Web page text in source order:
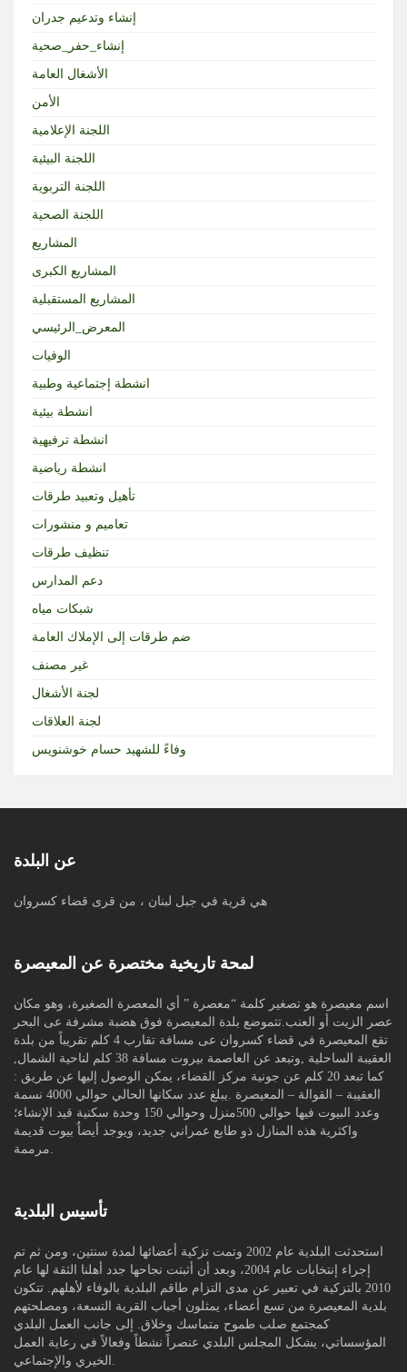
إنشاء وتدعيم جدران
إنشاء_حفر_صحية
الأشغال العامة
الأمن
اللجنة الإعلامية
اللجنة البيئية
اللجنة التربوية
اللجنة الصحية
المشاريع
المشاريع الكبرى
المشاريع المستقبلية
المعرض_الرئيسي
الوفيات
انشطة إجتماعية وطبية
انشطة بيئية
انشطة ترفيهية
انشطة رياضية
تأهيل وتعبيد طرقات
تعاميم و منشورات
تنظيف طرقات
دعم المدارس
شبكات مياه
ضم طرقات إلى الإملاك العامة
غير مصنف
لجنة الأشغال
لجنة العلاقات
وفاءً للشهيد حسام خوشنويس
عن البلدة
هي قرية في جبل لبنان ، من قرى قضاء كسروان
لمحة تاريخية مختصرة عن المعيصرة
اسم معيصرة هو تصغير كلمة “معصرة ” أي المعصرة الصغيرة، وهو مكان
عصر الزيت أو العنب.تتموضع بلدة المعيصرة فوق هضبة مشرفة عى البحر
تقع المعيصرة في قضاء كسروان عى مسافة تقارب 4 كلم تقريباً من بلدة
العقيبة الساحلية ,وتبعد عن العاصمة بيروت مسافة 38 كلم لناحية الشمال,
كما تبعد 20 كلم عن جونية مركز القضاء، يمكن الوصول إليها عن طريق :
العقيبة – القوالة – المعيصرة .يبلغ عدد سكانها الحالي حوالي 4000 نسمة
وعدد البيوت فيها حوالي 500منزل وحوالي 150 وحدة سكنية قيد الإنشاء؛
واكثرية هذه المنازل ذو طابع عمراني جديد، ويوجد أيضاٌ بيوت قديمة
مرممة.
تأسيس البلدية
استحدثت البلدية عام 2002 وتمت تزكية أعضائها لمدة سنتين، ومن ثم تم
إجراء إنتخابات عام 2004، وبعد أن أثبتت نجاحها جدد أهلنا الثقة لها عام
2010 بالتزكية في تعبير عن مدى التزام طاقم البلدية بالوفاء لأهلهم. تتكون
بلدية المعيصرة من تسع أعضاء، يمثلون أجباب القرية التسعة، ومصلحتهم
كمجتمع صلب طموح متماسك وخلاق. إلى جانب العمل البلدي
المؤسساتي، يشكل المجلس البلدي عنصراً نشطاً وفعالاً في رعاية العمل
الخيري والإجتماعي.